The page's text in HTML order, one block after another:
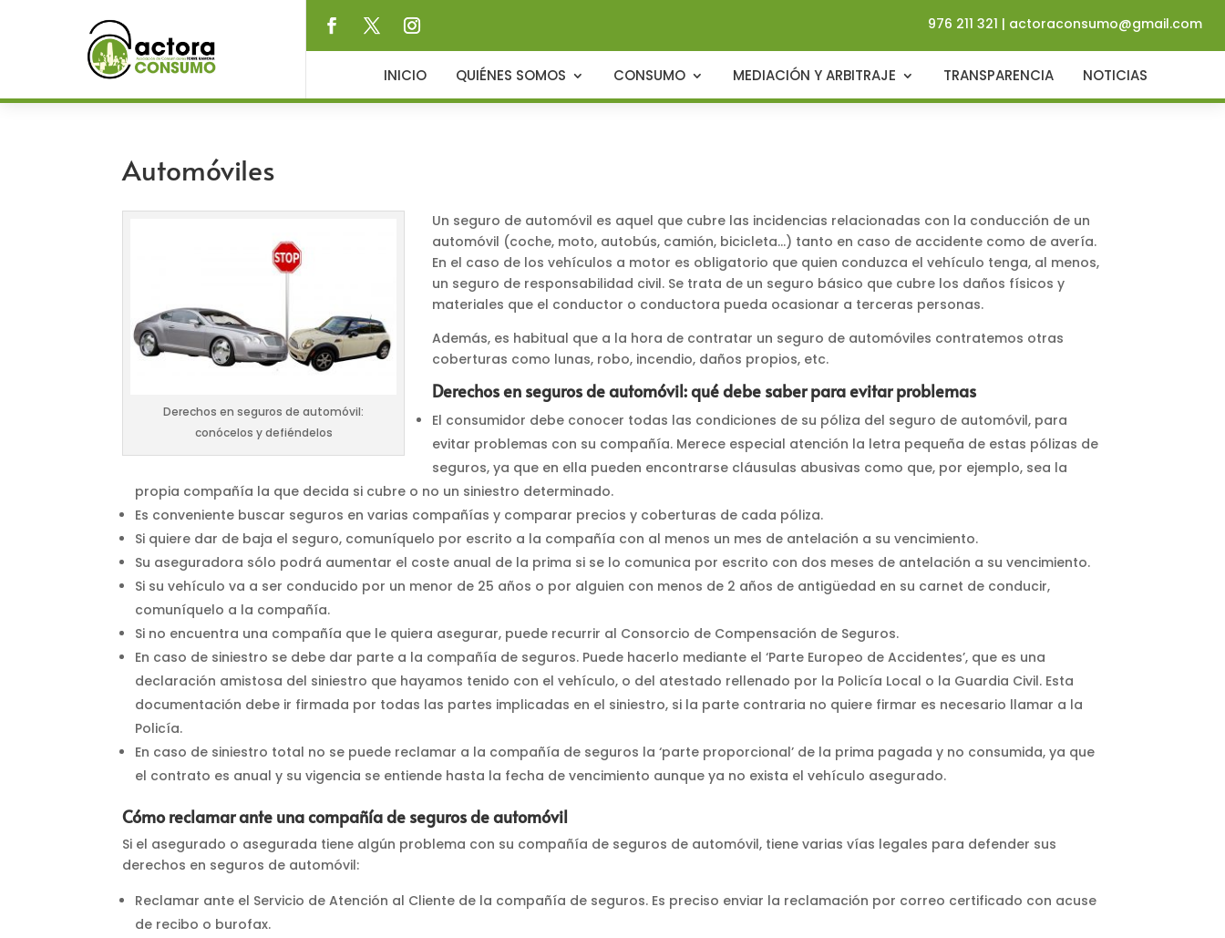
976 211 321 | actoraconsumo@gmail.com
INICIO QUIÉNES SOMOS CONSUMO MEDIACIÓN Y ARBITRAJE TRANSPARENCIA NOTICIAS
Automóviles
Derechos en seguros de automóvil:
conócelos y defiéndelos
Un seguro de automóvil es aquel que cubre las incidencias relacionadas con la conducción de un
automóvil (coche, moto, autobús, camión, bicicleta…) tanto en caso de accidente como de avería.
En el caso de los vehículos a motor es obligatorio que quien conduzca el vehículo tenga, al menos,
un seguro de responsabilidad civil. Se trata de un seguro básico que cubre los daños físicos y
materiales que el conductor o conductora pueda ocasionar a terceras personas.
Además, es habitual que a la hora de contratar un seguro de automóviles contratemos otras
coberturas como lunas, robo, incendio, daños propios, etc.
Derechos en seguros de automóvil: qué debe saber para evitar problemas
El consumidor debe conocer todas las condiciones de su póliza del seguro de automóvil, para
evitar problemas con su compañía. Merece especial atención la letra pequeña de estas pólizas de
seguros, ya que en ella pueden encontrarse cláusulas abusivas como que, por ejemplo, sea la
propia compañía la que decida si cubre o no un siniestro determinado.
Es conveniente buscar seguros en varias compañías y comparar precios y coberturas de cada póliza.
Si quiere dar de baja el seguro, comuníquelo por escrito a la compañía con al menos un mes de antelación a su vencimiento.
Su aseguradora sólo podrá aumentar el coste anual de la prima si se lo comunica por escrito con dos meses de antelación a su vencimiento.
Si su vehículo va a ser conducido por un menor de 25 años o por alguien con menos de 2 años de antigüedad en su carnet de conducir,
comuníquelo a la compañía.
Si no encuentra una compañía que le quiera asegurar, puede recurrir al Consorcio de Compensación de Seguros.
En caso de siniestro se debe dar parte a la compañía de seguros. Puede hacerlo mediante el ‘Parte Europeo de Accidentes’, que es una
declaración amistosa del siniestro que hayamos tenido con el vehículo, o del atestado rellenado por la Policía Local o la Guardia Civil. Esta
documentación debe ir firmada por todas las partes implicadas en el siniestro, si la parte contraria no quiere firmar es necesario llamar a la
Policía.
En caso de siniestro total no se puede reclamar a la compañía de seguros la ‘parte proporcional’ de la prima pagada y no consumida, ya que
el contrato es anual y su vigencia se entiende hasta la fecha de vencimiento aunque ya no exista el vehículo asegurado.
Cómo reclamar ante una compañía de seguros de automóvil
Si el asegurado o asegurada tiene algún problema con su compañía de seguros de automóvil, tiene varias vías legales para defender sus
derechos en seguros de automóvil:
Reclamar ante el Servicio de Atención al Cliente de la compañía de seguros. Es preciso enviar la reclamación por correo certificado con acuse
de recibo o burofax.